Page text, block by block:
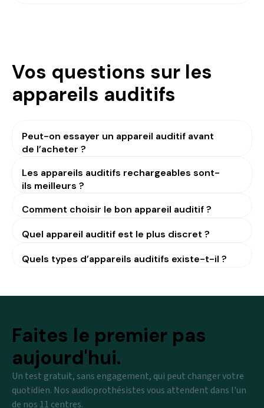
Vos questions sur les
appareils auditifs
Peut-on essayer un appareil auditif avant
de l’acheter ?
Les appareils auditifs rechargeables sont-
ils meilleurs ?
Comment choisir le bon appareil auditif ?
Quel appareil auditif est le plus discret ?
Quels types d’appareils auditifs existe-t-il ?
Faites le premier pas
aujourd'hui.
Un test gratuit, sans engagement, qui peut changer votre
quotidien. Nos audioprothésistes vous attendent dans l'un
de nos 11 centres.